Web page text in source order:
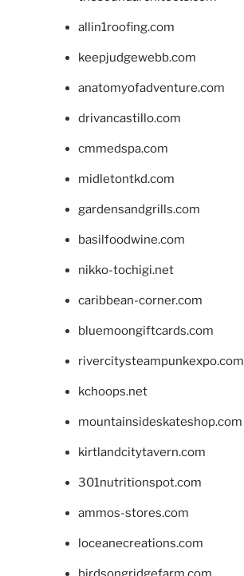
allin1roofing.com
keepjudgewebb.com
anatomyofadventure.com
drivancastillo.com
cmmedspa.com
midletontkd.com
gardensandgrills.com
basilfoodwine.com
nikko-tochigi.net
caribbean-corner.com
bluemoongiftcards.com
rivercitysteampunkexpo.com
kchoops.net
mountainsideskateshop.com
kirtlandcitytavern.com
301nutritionspot.com
ammos-stores.com
loceanecreations.com